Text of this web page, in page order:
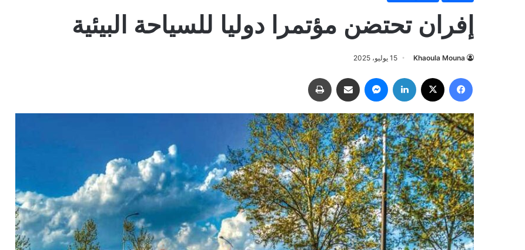
إفران تحتضن مؤتمرا دوليا للسياحة البيئية
Khaoula Mouna 15 يوليو، 2025